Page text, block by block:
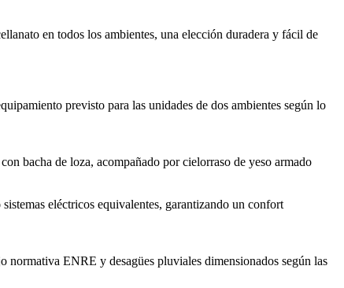
en todos los ambientes, una elección duradera y fácil de
previsto para las unidades de dos ambientes según lo
bacha de loza, acompañado por cielorraso de yeso armado
eléctricos equivalentes, garantizando un confort
ENRE y desagües pluviales dimensionados según las